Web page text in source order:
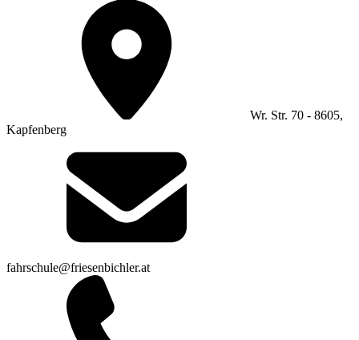
Wr. Str. 70 - 8605,
Kapfenberg
fahrschule@friesenbichler.at